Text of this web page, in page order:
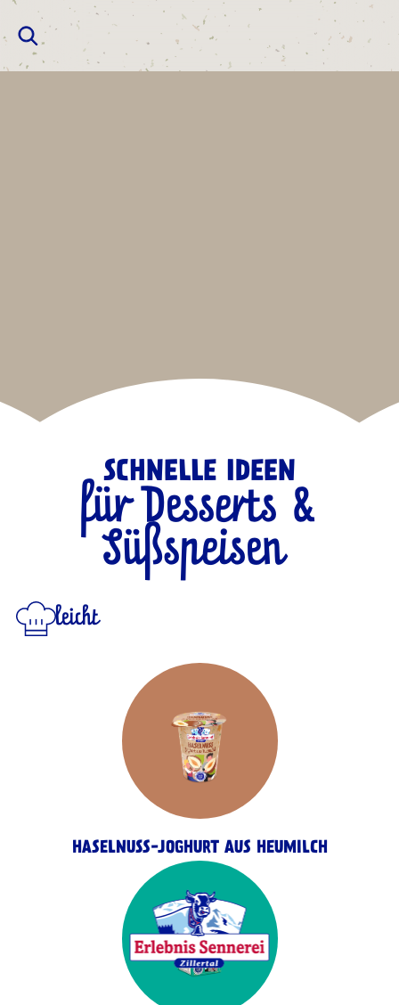
SCHNELLE IDEEN
für Desserts &
Süßspeisen
leicht
HASELNUSS-JOGHURT AUS HEUMILCH